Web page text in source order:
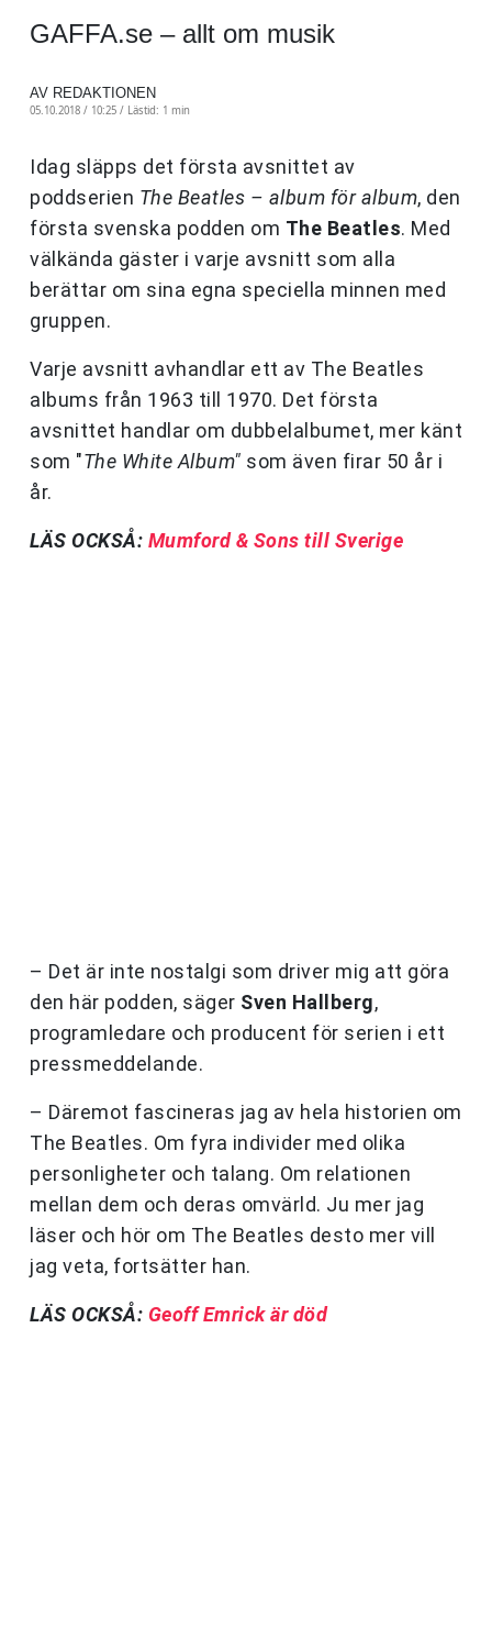
GAFFA.se – allt om musik
AV REDAKTIONEN
05.10.2018 / 10:25 / Lästid: 1 min
Idag släpps det första avsnittet av
poddserien The Beatles – album för album, den
första svenska podden om The Beatles. Med
välkända gäster i varje avsnitt som alla
berättar om sina egna speciella minnen med
gruppen.
Varje avsnitt avhandlar ett av The Beatles
albums från 1963 till 1970. Det första
avsnittet handlar om dubbelalbumet, mer känt
som "The White Album" som även firar 50 år i
år.
LÄS OCKSÅ: Mumford & Sons till Sverige
– Det är inte nostalgi som driver mig att göra
den här podden, säger Sven Hallberg,
programledare och producent för serien i ett
pressmeddelande.
– Däremot fascineras jag av hela historien om
The Beatles. Om fyra individer med olika
personligheter och talang. Om relationen
mellan dem och deras omvärld. Ju mer jag
läser och hör om The Beatles desto mer vill
jag veta, fortsätter han.
LÄS OCKSÅ: Geoff Emrick är död